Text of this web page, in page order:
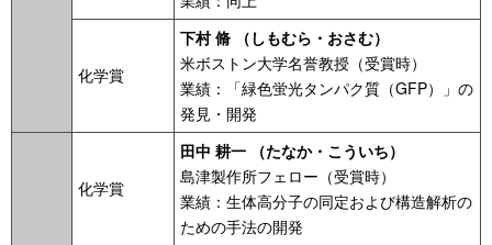
化学賞
下村 脩 （しもむら・おさむ）
米ボストン大学名誉教授（受賞時）
業績：「緑色蛍光タンパク質（GFP）」の
発見・開発
化学賞
田中 耕一 （たなか・こういち）
島津製作所フェロー（受賞時）
業績：生体高分子の同定および構造解析の
ための手法の開発